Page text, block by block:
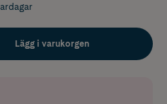
Lägg i varukorgen